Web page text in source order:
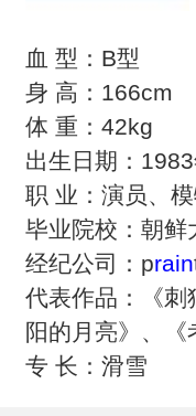
血 型：B型
身 高：166cm
体 重：42kg
出生日期：
职 业：演员、
毕业院校：朝鲜
经纪公司：prain
代表作品：《刺
阳的月亮》、《
专 长：滑雪